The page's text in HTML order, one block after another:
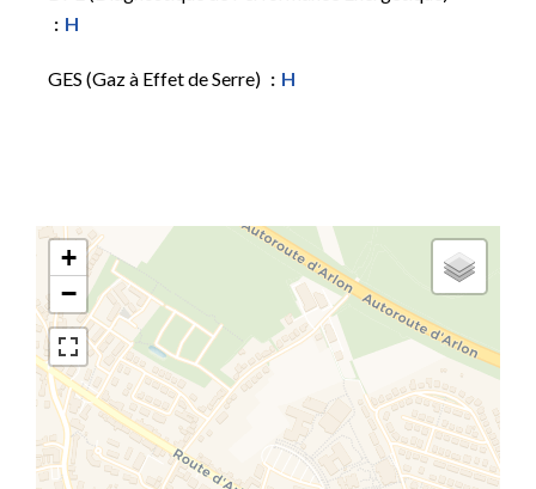
H
GES (Gaz à Effet de Serre) H
+
−